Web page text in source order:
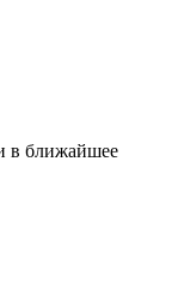
в ближайшее